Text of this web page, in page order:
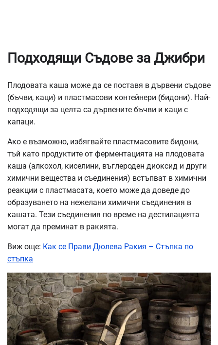
Подходящи Съдове за Джибри
Плодовата каша може да се поставя в дървени съдове
(бъчви, каци) и пластмасови контейнери (бидони). Най-
подходящи за целта са дървените бъчви и каци с
капаци.
Ако е възможно, избягвайте пластмасовите бидони,
тъй като продуктите от ферментацията на плодовата
каша (алкохол, киселини, въглероден диоксид и други
химични вещества и съединения) встъпват в химични
реакции с пластмасата, което може да доведе до
образуването на нежелани химични съединения в
кашата. Тези съединения по време на дестилацията
могат да преминат в ракията.
Виж още: Как се Прави Дюлева Ракия – Стъпка по
стъпка